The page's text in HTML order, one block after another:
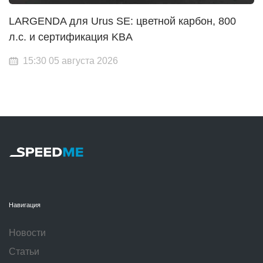
LARGENDA для Urus SE: цветной карбон, 800
л.с. и сертификация KBA
15:30 05 августа 2026
Навигация
Новости
Статьи